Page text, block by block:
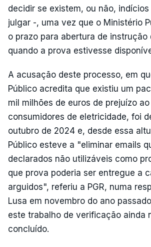
decidir se existem, ou não,
julgar -, uma vez que o Ministério
o prazo para abertura de instrução
quando a prova estivesse
A acusação deste processo, em
Público acredita que existiu um
mil milhões de euros de prejuízo
consumidores de eletricidade, foi
outubro de 2024 e, desde essa
Público esteve a "eliminar emails
declarados não utilizáveis como
que prova poderia ser entregue a
arguidos", referiu a PGR, numa
Lusa em novembro do ano
este trabalho de verificação ainda
concluído.